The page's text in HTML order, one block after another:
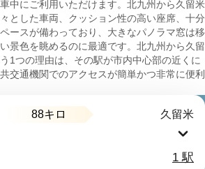
中にご利用いただけます。北九州から久留米
とした車両、クッション性の高い座席、十分
ースが備わっており、大きなパノラマ窓は移
景色を眺めるのに最適です。北九州から久留
1つの理由は、その駅が市内中心部の近くに
交通機関でのアクセスが簡単かつ非常に便利
88キロ 久留米
1 駅